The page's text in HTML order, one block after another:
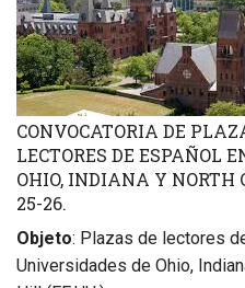
CONVOCATORIA DE
LECTORES DE ESPAÑOL
OHIO, INDIANA Y NORTH
25-26.
Objeto: Plazas de lectores
Universidades de Ohio,